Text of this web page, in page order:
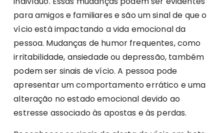
para amigos e familiares e são um sinal de que o
vício está impactando a vida emocional da
pessoa. Mudanças de humor frequentes, como
irritabilidade, ansiedade ou depressão, também
podem ser sinais de vício. A pessoa pode
apresentar um comportamento errático e uma
alteração no estado emocional devido ao
estresse associado às apostas e às perdas.